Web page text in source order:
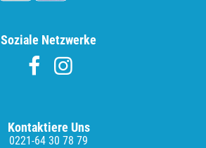
Kontaktiere Uns
0221-64 30 78 79
Soziale Netzwerke